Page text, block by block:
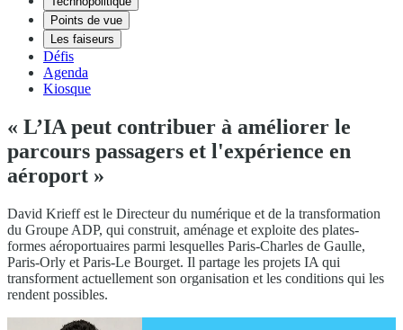
Points de vue
Les faiseurs
Défis
Agenda
Kiosque
« L’IA peut contribuer à améliorer le
parcours passagers et l'expérience en
aéroport »
David Krieff est le Directeur du numérique et de la transformation
du Groupe ADP, qui construit, aménage et exploite des plates-
formes aéroportuaires parmi lesquelles Paris-Charles de Gaulle,
Paris-Orly et Paris-Le Bourget. Il partage les projets IA qui
transforment actuellement son organisation et les conditions qui les
rendent possibles.